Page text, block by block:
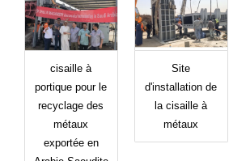
cisaille à
portique pour le
recyclage des
métaux
exportée en
Site
d'installation de
la cisaille à
métaux